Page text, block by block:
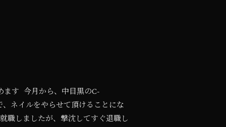
ます 今月から、中目黒のC-
、ネイルをやらせて頂けることにな
職しましたが、撃沈してすぐ退職し